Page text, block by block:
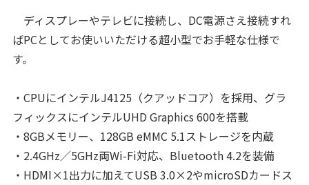
ディスプレーやテレビに接続し、DC電源さえ接続すれ
ばPCとしてお使いいただける超小型でお手軽な仕様で
す。
・CPUにインテルJ4125（クアッドコア）を採用、グラ
フィックスにインテルUHD Graphics 600を搭載
・8GBメモリー、128GB eMMC 5.1ストレージを内蔵
・2.4GHz／5GHz両Wi-Fi対応、Bluetooth 4.2を装備
・HDMI×1出力に加えてUSB 3.0×2やmicroSDカードス